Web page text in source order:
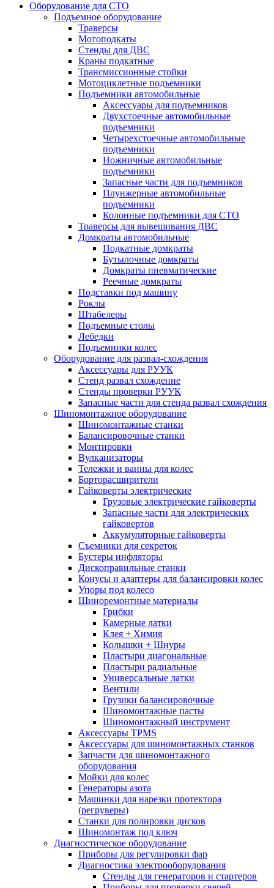
Оборудование для СТО
Подъемное оборудование
Траверсы
Мотоподкаты
Стенды для ДВС
Краны подкатные
Трансмиссионные стойки
Мотоциклетные подъемники
Подъемники автомобильные
Аксессуары для подъемников
Двухстоечные автомобильные
подъемники
Четырехстоечные автомобильные
подъемники
Ножничные автомобильные
подъемники
Запасные части для подъемников
Плунжерные автомобильные
подъемники
Колонные подъемники для СТО
Траверсы для вывешивания ДВС
Домкраты автомобильные
Подкатные домкраты
Бутылочные домкраты
Домкраты пневматические
Реечные домкраты
Подставки под машину
Роклы
Штабелеры
Подъемные столы
Лебедки
Подъемники колес
Оборудование для развал-схождения
Аксессуары для РУУК
Стенд развал схождение
Стенды проверки РУУК
Запасные части для стенда развал схождения
Шиномонтажное оборудование
Шиномонтажные станки
Балансировочные станки
Монтировки
Вулканизаторы
Тележки и ванны для колес
Борторасширители
Гайковерты электрические
Грузовые электрические гайковерты
Запасные части для электрических
гайковертов
Аккумуляторные гайковерты
Съемники для секреток
Бустеры инфляторы
Дископравильные станки
Конусы и адаптеры для балансировки колес
Упоры под колесо
Шиноремонтные материалы
Грибки
Камерные латки
Клея + Химия
Колышки + Шнуры
Пластыри диагональные
Пластыри радиальные
Универсальные латки
Вентили
Грузики балансировочные
Шиномонтажные пасты
Шиномонтажный инструмент
Аксессуары TPMS
Аксессуары для шиномонтажных станков
Запчасти для шиномонтажного
оборудования
Мойки для колес
Генераторы азота
Машинки для нарезки протектора
(регруверы)
Станки для полировки дисков
Шиномонтаж под ключ
Диагностическое оборудование
Приборы для регулировки фар
Диагностика электрооборудования
Стенды для генераторов и стартеров